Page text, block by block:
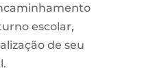
escolar,
de seu